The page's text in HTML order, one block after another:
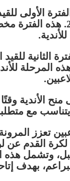
حتى 6 أغسطس 2025.
2026. تتيح هذه
الأندية
مع
تعزز
القدم عن
وتشمل هذه
بهدف